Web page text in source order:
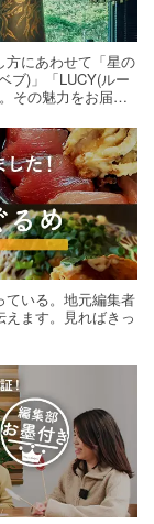
方にあわせて「星の
ブ)」「LUCY(ルー
その魅力をお届け
ている。地元編集者
ます。見ればきっ